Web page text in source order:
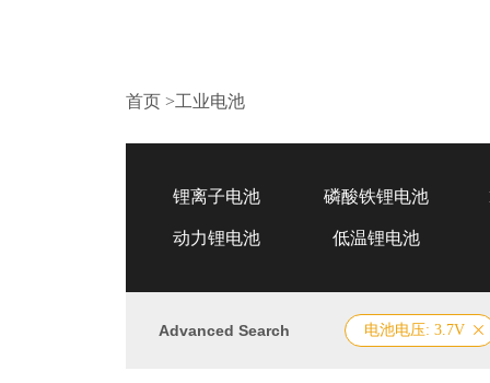
首页 >工业电池
锂离子电池 磷酸铁锂电池
动力锂电池 低温锂电池
Advanced Search 电池电压: 3.7V